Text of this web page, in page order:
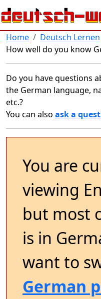
Skip to main content
Home
Deutsch Lernen
How well do you know
Do you have questions
the German language,
etc.?
You can also ask a
You are
viewing
but most
is in
want to
German